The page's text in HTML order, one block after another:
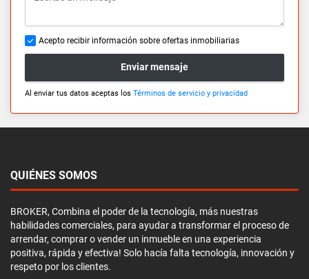
Acepto recibir información sobre ofertas inmobiliarias
Enviar mensaje
Al enviar tus datos aceptas los Términos de servicio y privacidad
QUIÉNES SOMOS
BROKER, Combina el poder de la tecnología, más nuestras
habilidades comerciales, para ayudar a transformar el proceso de
arrendar, comprar o vender un inmueble en una experiencia
positiva, rápida y efectiva! Solo hacía falta tecnología, innovación y
respeto por los clientes.